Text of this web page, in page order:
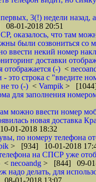
3(!) недели назад,
01-2018 20:51
оказалось, что там
были созвониться со
ввести некий номер
доставки
(-) <
это строка с "введите
то (-) < Vampik >
для заполнения
можно ввести номер
новая доставка
01-2018 18:32
по номеру телефона
> [934] 10-01-2018
на СПСР уже
< necoandg > [844] 09-01-
надо делать, для
01-2018 13:07